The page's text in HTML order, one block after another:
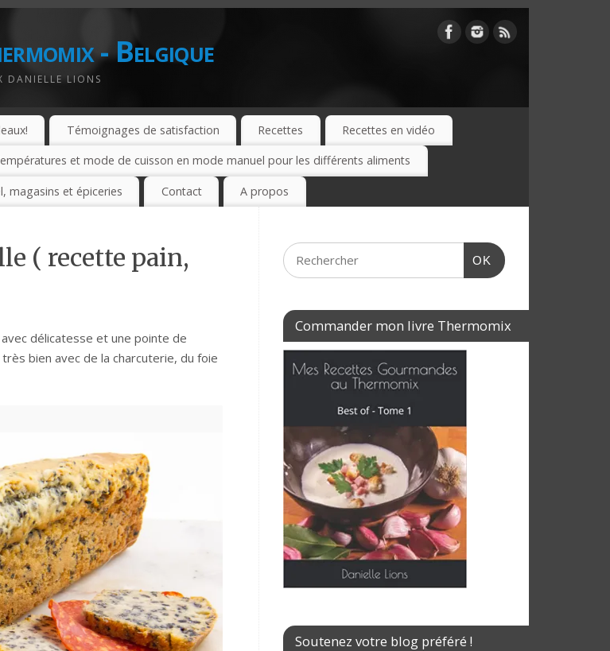
- Belgique
DANIELLE LIONS
Témoignages de satisfaction Recettes Recettes en vidéo
et mode de cuisson en mode manuel pour les différents aliments
magasins et épiceries Contact A propos
( recette pain,
délicatesse et une pointe de
bien avec de la charcuterie, du foie
OK
Commander mon livre Thermomix
Soutenez votre blog préféré !